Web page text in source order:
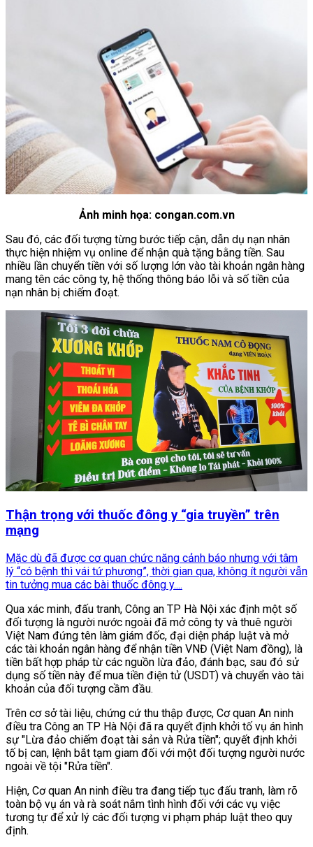
Ảnh minh họa: congan.com.vn
Sau đó, các đối tượng từng bước tiếp cận, dẫn dụ nạn nhân
thực hiện nhiệm vụ online để nhận quà tặng bằng tiền. Sau
nhiều lần chuyển tiền với số lượng lớn vào tài khoản ngân hàng
mang tên các công ty, hệ thống thông báo lỗi và số tiền của
nạn nhân bị chiếm đoạt.
Thận trọng với thuốc đông y “gia truyền” trên
mạng
Mặc dù đã được cơ quan chức năng cảnh báo nhưng với tâm
lý “có bệnh thì vái tứ phương”, thời gian qua, không ít người vẫn
tin tưởng mua các bài thuốc đông y....
Qua xác minh, đấu tranh, Công an TP Hà Nội xác định một số
đối tượng là người nước ngoài đã mở công ty và thuê người
Việt Nam đứng tên làm giám đốc, đại diện pháp luật và mở
các tài khoản ngân hàng để nhận tiền VNĐ (Việt Nam đồng), là
tiền bất hợp pháp từ các nguồn lừa đảo, đánh bạc, sau đó sử
dụng số tiền này để mua tiền điện tử (USDT) và chuyển vào tài
khoản của đối tượng cầm đầu.
Trên cơ sở tài liệu, chứng cứ thu thập được, Cơ quan An ninh
điều tra Công an TP Hà Nội đã ra quyết định khởi tố vụ án hình
sự "Lừa đảo chiếm đoạt tài sản và Rửa tiền"; quyết định khởi
tố bị can, lệnh bắt tạm giam đối với một đối tượng người nước
ngoài về tội "Rửa tiền".
Hiện, Cơ quan An ninh điều tra đang tiếp tục đấu tranh, làm rõ
toàn bộ vụ án và rà soát nắm tình hình đối với các vụ việc
tương tự để xử lý các đối tượng vi phạm pháp luật theo quy
định.